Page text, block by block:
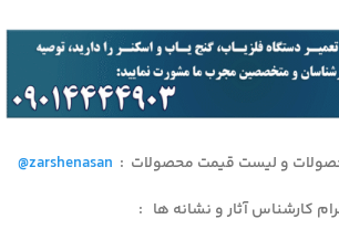
و لیست قیمت محصولات :
@zarshenasan
کارشناس آثار و نشانه ها :